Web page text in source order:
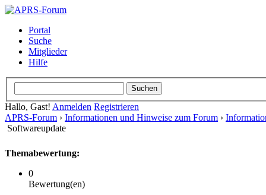
Portal
Suche
Mitglieder
Hilfe
Hallo, Gast! Anmelden Registrieren
APRS-Forum › Informationen und Hinweise zum Forum ›
Softwareupdate
Themabewertung:
0
Bewertung(en)